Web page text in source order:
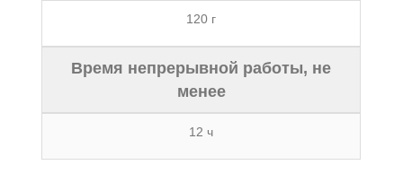
120 г
Время непрерывной работы, не
менее
12 ч